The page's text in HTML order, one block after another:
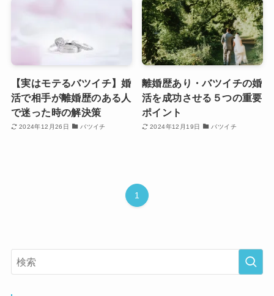
【実はモテるバツイチ】婚
活で相手が離婚歴のある人
で迷った時の解決策
2024年12月26日 バツイチ
離婚歴あり・バツイチの婚
活を成功させる５つの重要
ポイント
2024年12月19日 バツイチ
1